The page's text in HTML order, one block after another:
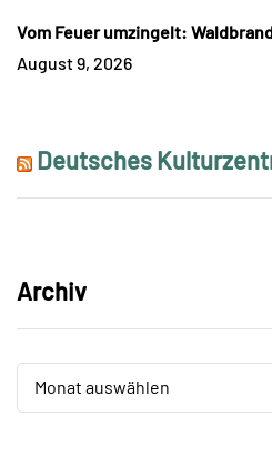
Vom Feuer umzingelt:
August 9, 2026
Deutsches
Archiv
Archiv
Monat auswählen
Archiv